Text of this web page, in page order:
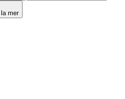
mer